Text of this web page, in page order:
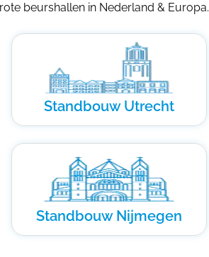
beurshallen in Nederland & Europa.
Standbouw Utrecht
Standbouw Nijmegen